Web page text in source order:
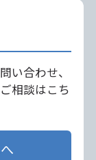
い合わせ、
相談はこち